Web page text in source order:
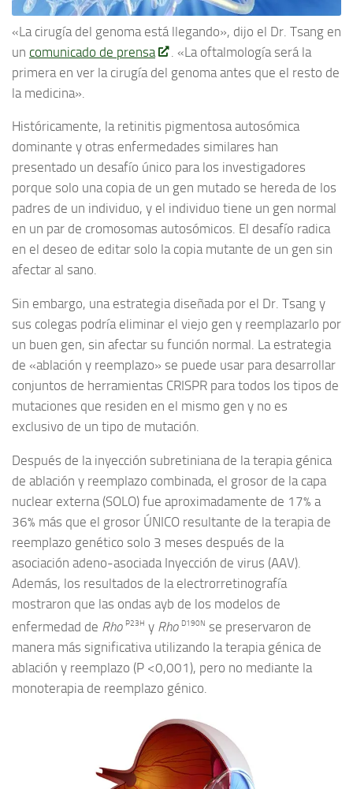
«La cirugía del genoma está llegando», dijo el Dr. Tsang en
un comunicado de prensa . «La oftalmología será la
primera en ver la cirugía del genoma antes que el resto de
la medicina».
Históricamente, la retinitis pigmentosa autosómica
dominante y otras enfermedades similares han
presentado un desafío único para los investigadores
porque solo una copia de un gen mutado se hereda de los
padres de un individuo, y el individuo tiene un gen normal
en un par de cromosomas autosómicos. El desafío radica
en el deseo de editar solo la copia mutante de un gen sin
afectar al sano.
Sin embargo, una estrategia diseñada por el Dr. Tsang y
sus colegas podría eliminar el viejo gen y reemplazarlo por
un buen gen, sin afectar su función normal. La estrategia
de «ablación y reemplazo» se puede usar para desarrollar
conjuntos de herramientas CRISPR para todos los tipos de
mutaciones que residen en el mismo gen y no es
exclusivo de un tipo de mutación.
Después de la inyección subretiniana de la terapia génica
de ablación y reemplazo combinada, el grosor de la capa
nuclear externa (SOLO) fue aproximadamente de 17% a
36% más que el grosor ÚNICO resultante de la terapia de
reemplazo genético solo 3 meses después de la
asociación adeno-asociada Inyección de virus (AAV).
Además, los resultados de la electrorretinografía
mostraron que las ondas ayb de los modelos de
enfermedad de Rho P23H y Rho D190N se preservaron de
manera más significativa utilizando la terapia génica de
ablación y reemplazo (P <0,001), pero no mediante la
monoterapia de reemplazo génico.